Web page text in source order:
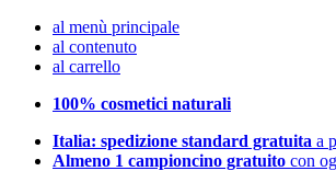
al menù principale
al contenuto
al carrello
100% cosmetici naturali
Italia: spedizione standard gratuita a
Almeno 1 campioncino gratuito con